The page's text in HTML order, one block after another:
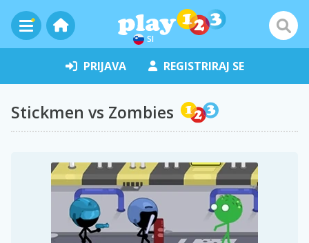
SI
PRIJAVA REGISTRIRAJ SE
Stickmen vs Zombies